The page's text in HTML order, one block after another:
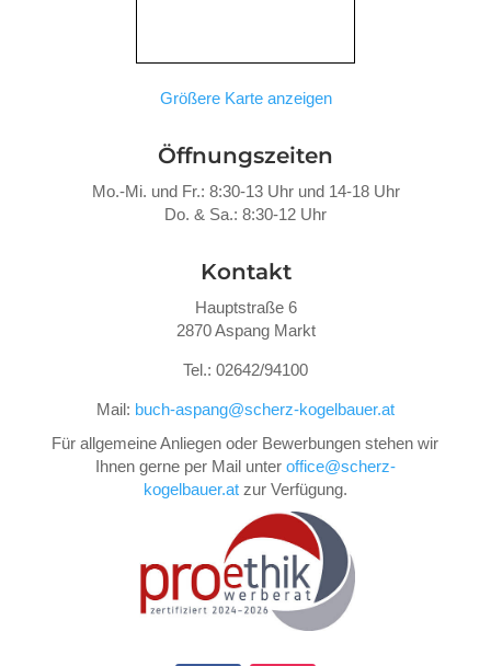
Größere Karte anzeigen
Öffnungszeiten
Mo.-Mi. und Fr.: 8:30-13 Uhr und 14-18 Uhr
Do. & Sa.: 8:30-12 Uhr
Kontakt
Hauptstraße 6
2870 Aspang Markt
Tel.: 02642/94100
Mail: buch-aspang@scherz-kogelbauer.at
Für allgemeine Anliegen oder Bewerbungen stehen wir
Ihnen gerne per Mail unter office@scherz-
kogelbauer.atzur Verfügung.